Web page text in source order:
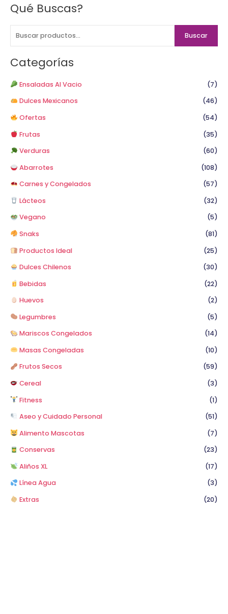
Qué Buscas?
B
c
a
p
:
Buscar
Categorías
Ensaladas Al Vacio
(7)
Dulces Mexicanos
(46)
Ofertas
(54)
Frutas
(35)
Verduras
(60)
Abarrotes
(108)
Carnes y Congelados
(57)
Lácteos
(32)
Vegano
(5)
Snaks
(81)
Productos Ideal
(25)
Dulces Chilenos
(30)
Bebidas
(22)
Huevos
(2)
Legumbres
(5)
Mariscos Congelados
(14)
Masas Congeladas
(10)
Frutos Secos
(59)
Cereal
(3)
Fitness
(1)
Aseo y Cuidado Personal
(51)
Alimento Mascotas
(7)
Conservas
(23)
Aliños XL
(17)
Línea Agua
(3)
Extras
(20)